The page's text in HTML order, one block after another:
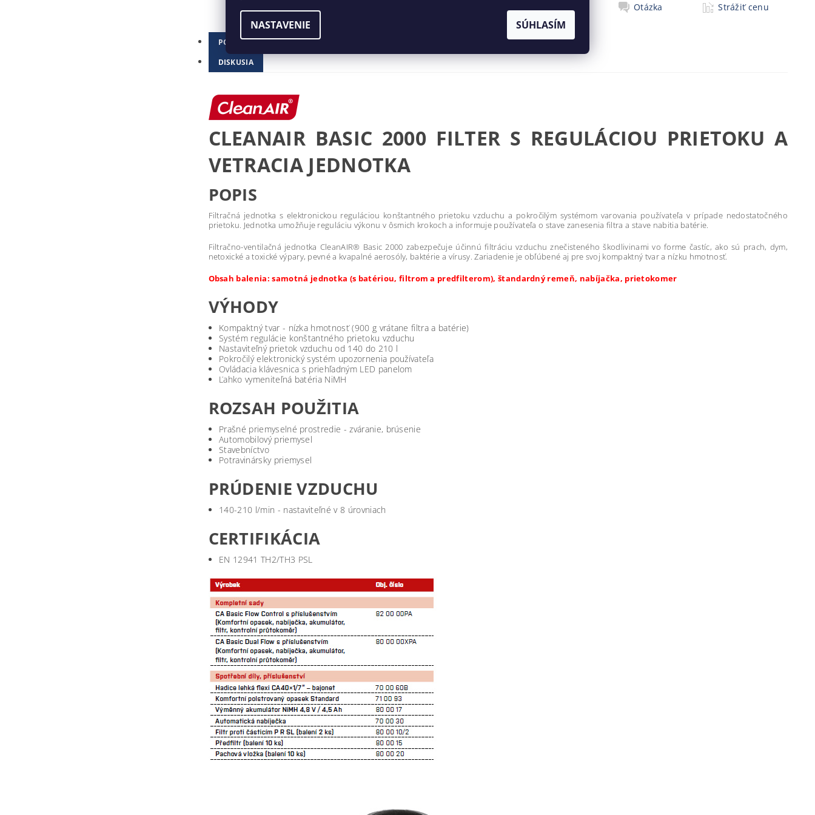
Otázka Strážiť cenu
POPIS
DISKUSIA
CLEANAIR BASIC 2000 FILTER S REGULÁCIOU PRIETOKU A
VETRACIA JEDNOTKA
POPIS
Filtračná jednotka s elektronickou reguláciou konštantného prietoku vzduchu a pokročilým systémom varovania používateľa v prípade nedostatočného
prietoku. Jednotka umožňuje reguláciu výkonu v ôsmich krokoch a informuje používateľa o stave zanesenia filtra a stave nabitia batérie.
Filtračno-ventilačná jednotka CleanAIR® Basic 2000 zabezpečuje účinnú filtráciu vzduchu znečisteného škodlivinami vo forme častíc, ako sú prach, dym,
netoxické a toxické výpary, pevné a kvapalné aerosóly, baktérie a vírusy. Zariadenie je obľúbené aj pre svoj kompaktný tvar a nízku hmotnosť.
Obsah balenia: samotná jednotka (s batériou, filtrom a predfilterom), štandardný remeň, nabíjačka, prietokomer
VÝHODY
Kompaktný tvar - nízka hmotnosť (900 g vrátane filtra a batérie)
Systém regulácie konštantného prietoku vzduchu
Nastaviteľný prietok vzduchu od 140 do 210 l
Pokročilý elektronický systém upozornenia používateľa
Ovládacia klávesnica s priehľadným LED panelom
Ľahko vymeniteľná batéria NiMH
ROZSAH POUŽITIA
Prašné priemyselné prostredie - zváranie, brúsenie
Automobilový priemysel
Stavebníctvo
Potravinársky priemysel
PRÚDENIE VZDUCHU
140-210 l/min - nastaviteľné v 8 úrovniach
CERTIFIKÁCIA
EN 12941 TH2/TH3 PSL
NASTAVENIE SÚHLASÍM